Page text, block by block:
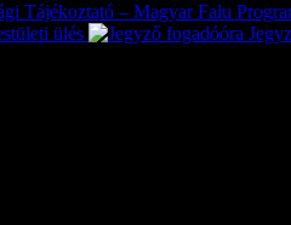
Tájékoztató – Magyar Falu
ülés